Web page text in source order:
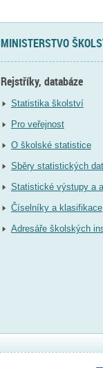
MINISTERSTVO
Rejstříky, databáze
Statistika školství
Pro veřejnost
O školské statistice
Sběry statistických dat
Statistické výstupy a
Číselníky a klasifikace
Adresáře školských